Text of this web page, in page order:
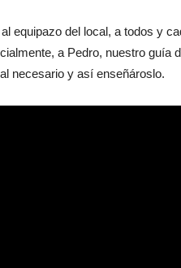
equipazo del local, a todos y
a Pedro, nuestro guía
necesario y así enseñároslo.